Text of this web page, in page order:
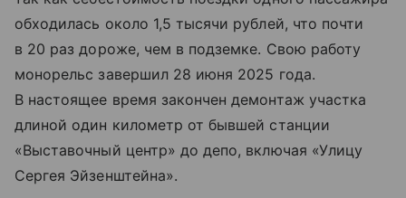
обходилась около 1,5 тысячи рублей, что почти
в 20 раз дороже, чем в подземке. Свою работу
монорельс завершил 28 июня 2025 года.
В настоящее время закончен демонтаж участка
длиной один километр от бывшей станции
«Выставочный центр» до депо, включая «Улицу
Сергея Эйзенштейна».